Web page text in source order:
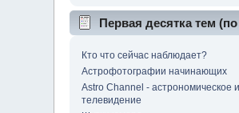
Первая десятка тем
Кто что сейчас наблюдает?
Астрофотографии начинающих
Astro Channel - астрономическое
телевидение